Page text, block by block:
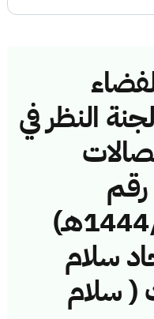
النظر في
رقم
(44114804/ق/1444هـ)
سلام
( سلام